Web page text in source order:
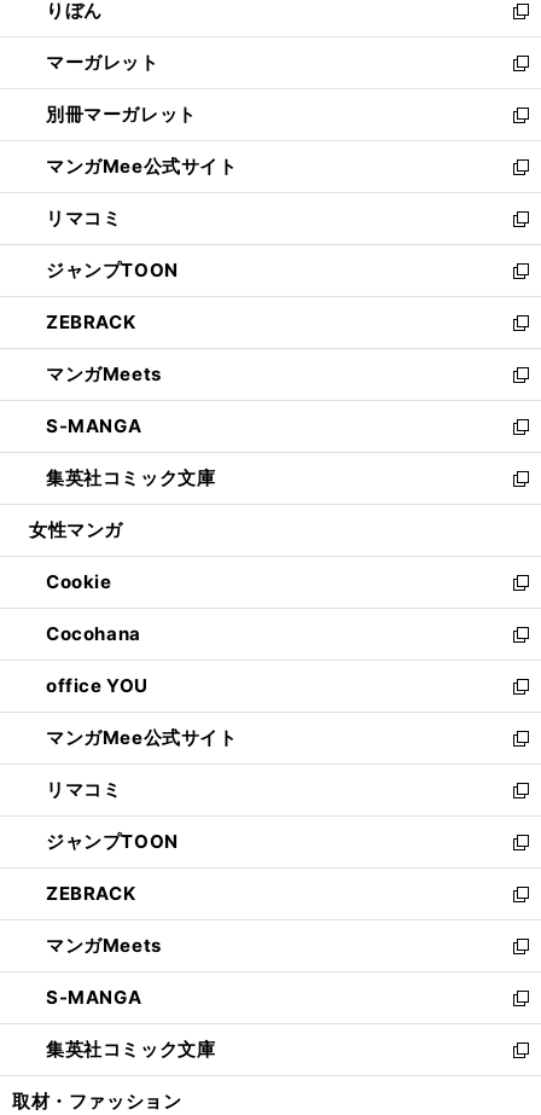
く
で
開
く
ド
ウ
で
開
く
ィ
ン
ド
ウ
で
開
く
りぼん
新
し
い
ウ
ィ
ン
ド
ウ
で
開
く
マーガレット
新
し
い
ウ
ィ
ン
ド
ウ
で
開
く
別冊マーガレット
新
し
い
ウ
ィ
ン
ド
ウ
で
開
く
マンガMee公式サイト
新
し
い
ウ
ィ
ン
ド
ウ
で
開
く
リマコミ
新
し
い
ウ
ィ
ン
ド
ウ
で
開
く
ジャンプTOON
新
し
い
ウ
ィ
ン
ド
ウ
で
開
ZEBRACK
新
し
い
ウ
ィ
ン
ド
ウ
開
く
マンガMeets
新
し
い
ウ
ィ
ン
ウ
で
開
く
S-MANGA
新
し
い
ウ
ン
ド
ウ
で
開
く
集英社コミック文庫
新
し
ウ
ィ
ン
ド
ウ
で
開
く
女性マンガ
Cookie
新
し
い
ウ
ィ
ン
ド
ウ
で
開
く
Cocohana
新
し
い
ウ
ィ
ン
ド
ウ
で
開
く
office YOU
新
し
い
ウ
ィ
ン
ド
ウ
で
開
く
マンガMee公式サイト
新
し
い
ウ
ィ
ン
ド
ウ
で
開
く
リマコミ
新
し
い
ウ
ィ
ン
ド
ウ
で
開
く
ジャンプTOON
新
し
い
ウ
ィ
ン
ド
ウ
で
開
ZEBRACK
新
し
い
ウ
ィ
ン
ド
ウ
マンガMeets
新
し
い
ウ
ィ
ン
S-MANGA
新
し
い
ウ
集英社コミック文庫
新
し
取材・ファッション